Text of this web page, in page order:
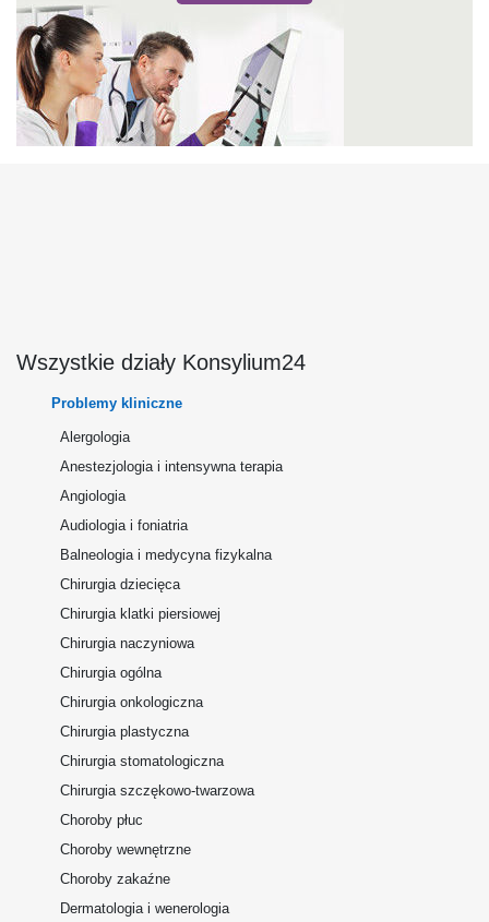
Wszystkie działy Konsylium24
Problemy kliniczne
Alergologia
Anestezjologia i intensywna terapia
Angiologia
Audiologia i foniatria
Balneologia i medycyna fizykalna
Chirurgia dziecięca
Chirurgia klatki piersiowej
Chirurgia naczyniowa
Chirurgia ogólna
Chirurgia onkologiczna
Chirurgia plastyczna
Chirurgia stomatologiczna
Chirurgia szczękowo-twarzowa
Choroby płuc
Choroby wewnętrzne
Choroby zakaźne
Dermatologia i wenerologia